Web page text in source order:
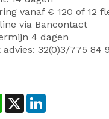
vanaf € 120 of 12
via Bancontact
4 dagen
advies: 32(0)3/775 84
WhatsApp
X